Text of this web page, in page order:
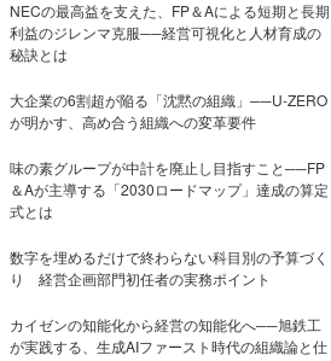
NECの最高益を支えた、FP＆Aによる短期と長期
利益のジレンマ克服──経営可視化と人材育成の
秘訣とは
大企業の6割超が陥る「沈黙の組織」──U-ZERO
が明かす、高め合う組織への変革要件
味の素グループが中計を廃止し目指すこと──FP
＆Aが主導する「2030ロードマップ」達成の算定
式とは
数字を埋めるだけで終わらない科目別の予算づく
り 経営企画部門初任者の実務ポイント
カイゼンの知能化から経営の知能化へ──旭鉄工
が実践する、生成AIファースト時代の組織論と仕